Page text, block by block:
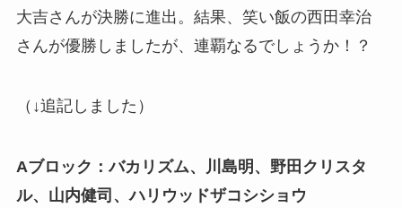
大吉さんが決勝に進出。結果、笑い飯の西田幸治
さんが優勝しましたが、連覇なるでしょうか！？
（↓追記しました）
Aブロック：バカリズム、川島明、野田クリスタ
ル、山内健司、ハリウッドザコシショウ